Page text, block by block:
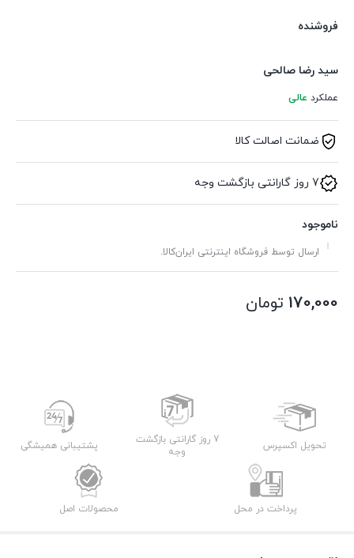
فروشنده
سید رضا صالحی
عملکرد عالی
ضمانت اصالت کالا
7 روز گارانتی بازگشت وجه
ناموجود
ارسال توسط فروشگاه اینترنتی ایران‌کالا.
170,000 تومان
تحویل اکسپرس
7 روز گارانتی بازگشت
وجه
پشتیبانی همیشگی
پرداخت در محل محصولات اصل